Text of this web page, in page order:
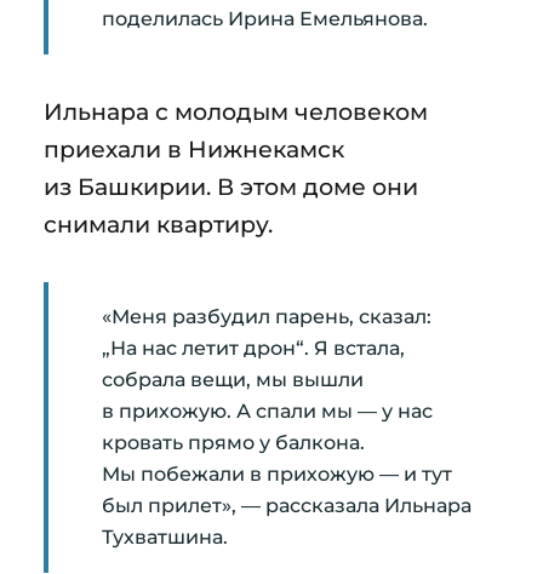
поделилась Ирина Емельянова.
Ильнара с молодым человеком
приехали в Нижнекамск
из Башкирии. В этом доме они
снимали квартиру.
«Меня разбудил парень, сказал:
„На нас летит дрон“. Я встала,
собрала вещи, мы вышли
в прихожую. А спали мы — у нас
кровать прямо у балкона.
Мы побежали в прихожую — и тут
был прилет», — рассказала Ильнара
Тухватшина.